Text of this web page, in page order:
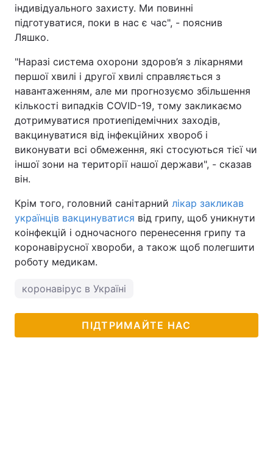
індивідуального захисту. Ми повинні
підготуватися, поки в нас є час", - пояснив
Ляшко.
"Наразі система охорони здоров’я з лікарнями
першої хвилі і другої хвилі справляється з
навантаженням, але ми прогнозуємо збільшення
кількості випадків COVID-19, тому закликаємо
дотримуватися протиепідемічних заходів,
вакцинуватися від інфекційних хвороб і
виконувати всі обмеження, які стосуються тієї чи
іншої зони на території нашої держави", - сказав
він.
Крім того, головний санітарний лікар закликав
українців вакцинуватися від грипу, щоб уникнути
коінфекцій і одночасного перенесення грипу та
коронавірусної хвороби, а також щоб полегшити
роботу медикам.
коронавірус в Україні
ПІДТРИМАЙТЕ НАС